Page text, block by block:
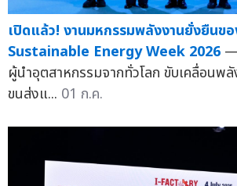
เปิดแล้ว! งานมหกรรมพลังงานยั่งยืนขอ
Sustainable Energy Week 2026
ผู้นำอุตสาหกรรมจากทั่วโลก ขับเคลื่อนพลั
ขนส่งแ... 01 ก.ค.